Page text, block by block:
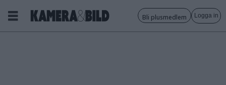
Bli plusmedlem Logga in